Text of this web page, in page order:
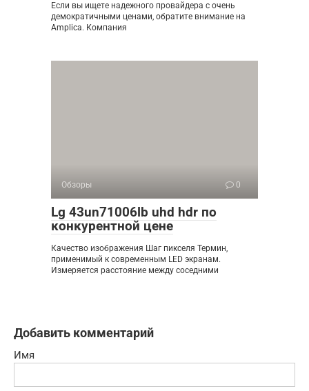
Если вы ищете надежного провайдера с очень
демократичными ценами, обратите внимание на
Amplica. Компания
Обзоры 0
Lg 43un71006lb uhd hdr по
конкурентной цене
Качество изображения Шаг пикселя Термин,
применимый к современным LED экранам.
Измеряется расстояние между соседними
Добавить комментарий
Имя